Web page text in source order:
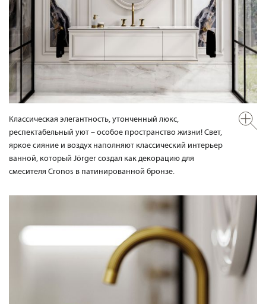
Классическая элегантность, утонченный люкс,
респектабельный уют – особое пространство жизни! Свет,
яркое сияние и воздух наполняют классический интерьер
ванной, который Jörger создал как декорацию для
смесителя Cronos в патинированной бронзе.